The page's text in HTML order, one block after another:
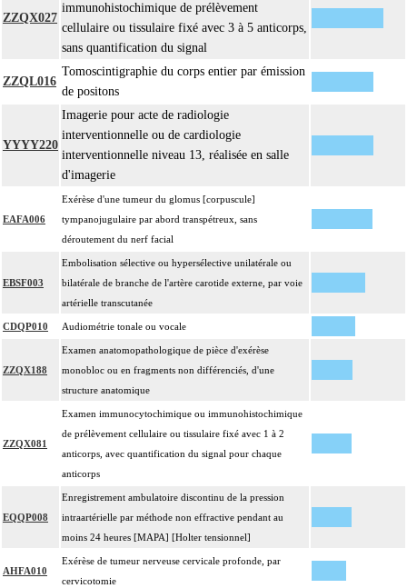
ZZQX027
immunohistochimique de prélèvement
cellulaire ou tissulaire fixé avec 3 à 5 anticorps,
sans quantification du signal
ZZQL016
Tomoscintigraphie du corps entier par émission
de positons
YYYY220
Imagerie pour acte de radiologie
interventionnelle ou de cardiologie
interventionnelle niveau 13, réalisée en salle
d'imagerie
EAFA006
Exérèse d'une tumeur du glomus [corpuscule]
tympanojugulaire par abord transpétreux, sans
déroutement du nerf facial
EBSF003
Embolisation sélective ou hypersélective unilatérale ou
bilatérale de branche de l'artère carotide externe, par voie
artérielle transcutanée
CDQP010 Audiométrie tonale ou vocale
ZZQX188
Examen anatomopathologique de pièce d'exérèse
monobloc ou en fragments non différenciés, d'une
structure anatomique
ZZQX081
Examen immunocytochimique ou immunohistochimique
de prélèvement cellulaire ou tissulaire fixé avec 1 à 2
anticorps, avec quantification du signal pour chaque
anticorps
EQQP008
Enregistrement ambulatoire discontinu de la pression
intraartérielle par méthode non effractive pendant au
moins 24 heures [MAPA] [Holter tensionnel]
AHFA010
Exérèse de tumeur nerveuse cervicale profonde, par
cervicotomie